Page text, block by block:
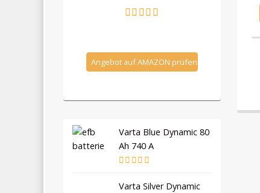
Angebot auf AMAZON prüfen
Varta Blue Dynamic 80
Ah 740 A
Varta Silver Dynamic